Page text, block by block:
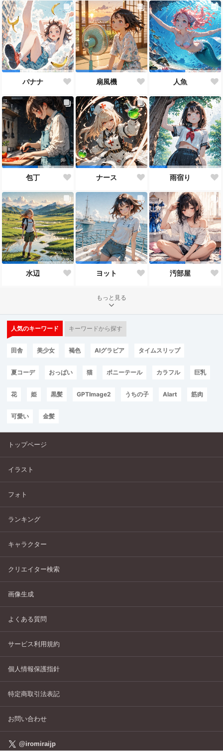
バナナ 扇風機 人魚
包丁 ナース 雨宿り
水辺 ヨット 汚部屋
もっと見る
人気のキーワード キーワードから探す
田舎 美少女 褐色 AIグラビア タイムスリップ
夏コーデ おっぱい 猫 ポニーテール カラフル 巨乳
花 姫 黒髪 GPTImage2 うちの子 AIart 筋肉
可愛い 金髪
トップページ
イラスト
フォト
ランキング
キャラクター
クリエイター検索
画像生成
よくある質問
サービス利用規約
個人情報保護指針
特定商取引法表記
お問い合わせ
@iromiraijp